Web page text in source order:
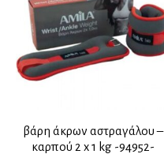
βάρη άκρων αστραγάλου –
καρπού 2 x 1 kg -94952-